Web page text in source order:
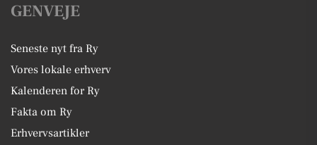
GENVEJE
Seneste nyt fra Ry
Vores lokale erhverv
Kalenderen for Ry
Fakta om Ry
Erhvervsartikler